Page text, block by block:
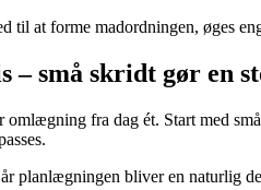
til at forme madordningen, øges
– små skridt gør en
fra dag ét. Start med
planlægningen bliver en naturlig